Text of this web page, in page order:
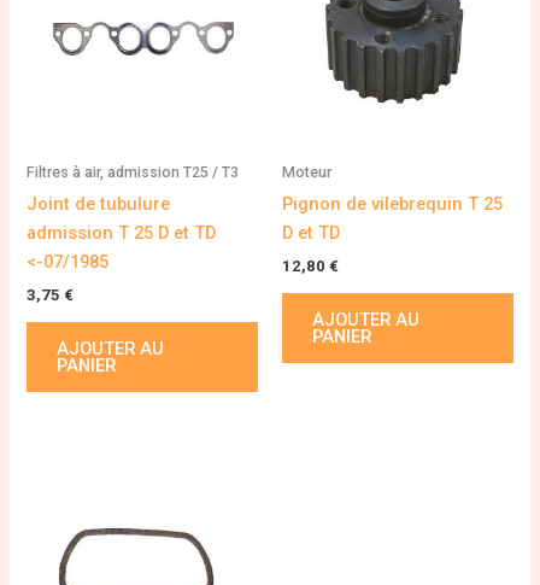
Filtres à air, admission T25 / T3
Joint de tubulure
admission T 25 D et TD
<-07/1985
3,75 €
AJOUTER AU
PANIER
Moteur
Pignon de vilebrequin T 25
D et TD
12,80 €
AJOUTER AU
PANIER